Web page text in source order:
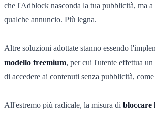
che l'Adblock nasconda la tua pubblicità, ma
qualche annuncio. Più legna.
Altre soluzioni adottate stanno essendo
modello freemium, per cui l'utente effettua
di accedere ai contenuti senza pubblicità,
All'estremo più radicale, la misura di bloccare